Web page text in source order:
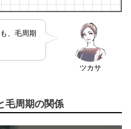
ツカサ
、毛周期
毛周期の関係